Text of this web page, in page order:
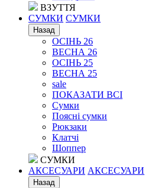
ВЗУТТЯ
СУМКИ СУМКИ
Назад
ОСІНЬ 26
ВЕСНА 26
ОСІНЬ 25
ВЕСНА 25
sale
ПОКАЗАТИ ВСІ
Сумки
Поясні сумки
Рюкзаки
Клатчі
Шоппер
СУМКИ
АКСЕСУАРИ АКСЕСУАРИ
Назад